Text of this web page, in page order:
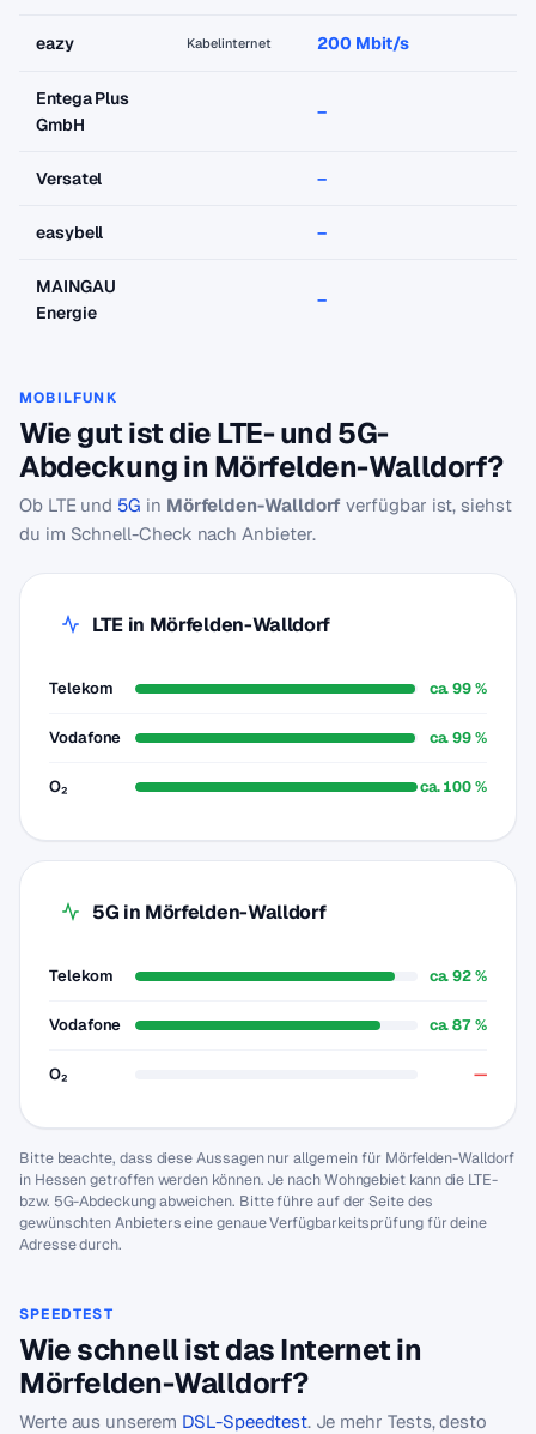
eazy Kabelinternet 200 Mbit/s
Entega Plus
GmbH
–
Versatel –
easybell –
MAINGAU
Energie
–
MOBILFUNK
Wie gut ist die LTE- und 5G-
Abdeckung in Mörfelden-Walldorf?
Ob LTE und 5G in Mörfelden-Walldorf verfügbar ist, siehst
du im Schnell-Check nach Anbieter.
LTE in Mörfelden-Walldorf
Telekom ca. 99 %
Vodafone ca. 99 %
O₂ ca. 100 %
5G in Mörfelden-Walldorf
Telekom ca. 92 %
Vodafone ca. 87 %
O₂ —
Bitte beachte, dass diese Aussagen nur allgemein für Mörfelden-Walldorf
in Hessen getroffen werden können. Je nach Wohngebiet kann die LTE-
bzw. 5G-Abdeckung abweichen. Bitte führe auf der Seite des
gewünschten Anbieters eine genaue Verfügbarkeitsprüfung für deine
Adresse durch.
SPEEDTEST
Wie schnell ist das Internet in
Mörfelden-Walldorf?
Werte aus unserem DSL-Speedtest. Je mehr Tests, desto